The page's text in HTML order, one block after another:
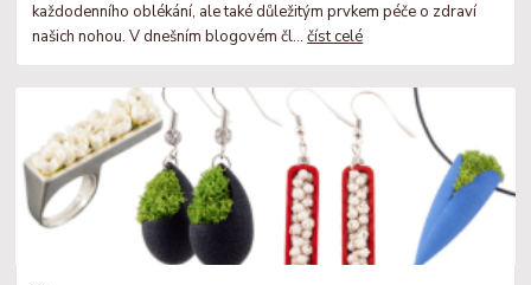
každodenního oblékání, ale také důležitým prvkem péče o zdraví
našich nohou. V dnešním blogovém čl...číst celé